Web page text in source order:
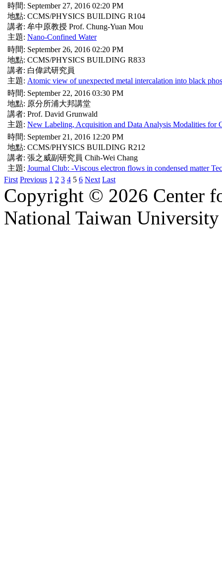
時間: September 27, 2016 02:20 PM
地點: CCMS/PHYSICS BUILDING R104
講者: 牟中原教授 Prof. Chung-Yuan Mou
主題: Nano-Confined Water
時間: September 26, 2016 02:20 PM
地點: CCMS/PHYSICS BUILDING R833
講者: 白偉武研究員
主題: Atomic view of unexpected metal intercalation into black
時間: September 22, 2016 03:30 PM
地點: 原分所浦大邦講堂
講者: Prof. David Grunwald
主題: New Labeling, Acquisition and Data Analysis Modalities for
時間: September 21, 2016 12:20 PM
地點: CCMS/PHYSICS BUILDING R212
講者: 張之威副研究員 Chih-Wei Chang
主題: Journal Club: -Viscous electron flows in condensed
First Previous 1 2 3 4 5 6 Next Last
Copyright © 2026 Center
National Taiwan University